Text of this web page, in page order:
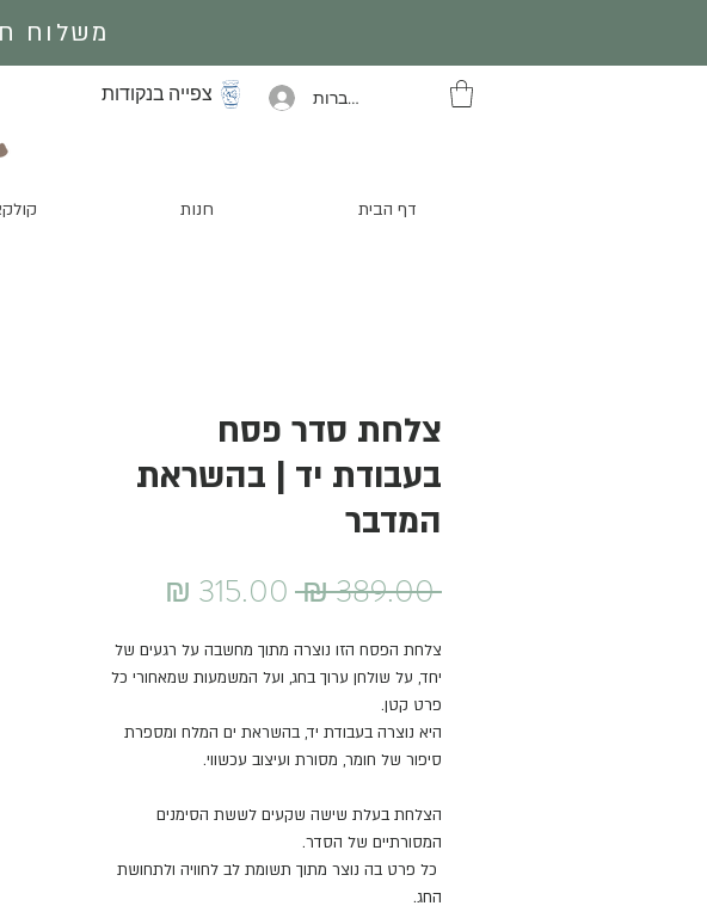
משלוח
צפייה בנקודות להתחברות
דף הבית חנות
צלחת סדר פסח
בעבודת יד | בהשראת
המדבר
‏389.00 ‏₪
מחיר
רגיל
מבצע
צלחת הפסח הזו נוצרה מתוך מחשבה על רגעים של
יחד, על שולחן ערוך בחג, ועל המשמעות שמאחורי כל
פרט קטן.
היא נוצרה בעבודת יד, בהשראת ים המלח ומספרת
סיפור של חומר, מסורת ועיצוב עכשווי.
הצלחת בעלת שישה שקעים לששת הסימנים
המסורתיים של הסדר.
כל פרט בה נוצר מתוך תשומת לב לחוויה ולתחושת
החג.